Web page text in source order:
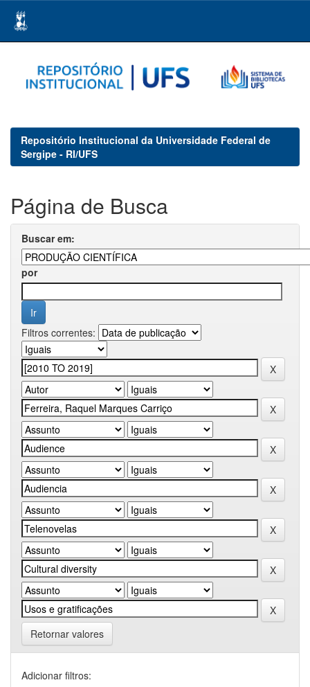
navigation
Repositório Institucional da Universidade Federal de
Sergipe - RI/UFS
Página de Busca
Buscar em:
por
Filtros correntes:
Retornar valores
Adicionar filtros: